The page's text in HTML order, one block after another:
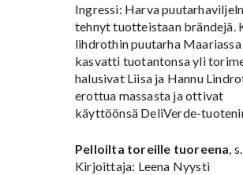
Ingressi: Harva
tehnyt tuotteistaan brändejä.
lihdrothin puutarha Maariassa
kasvatti tuotantonsa yli
halusivat Liisa ja Hannu
erottua massasta ja ottivat
käyttöönsä DeliVerde-
Pelloilta toreille tuoreena,
Kirjoittaja: Leena Nyysti